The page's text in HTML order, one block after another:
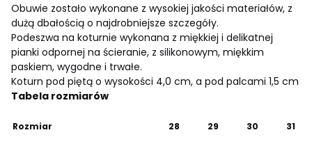
Obuwie zostało wykonane z wysokiej jakości materiałów, z
dużą dbałością o najdrobniejsze szczegóły.
Podeszwa na koturnie wykonana z miękkiej i delikatnej
pianki odpornej na ścieranie, z silikonowym, miękkim
paskiem, wygodne i trwałe.
Koturn pod piętą o wysokości 4,0 cm, a pod palcami 1,5 cm
Tabela rozmiarów
Rozmiar 28 29 30 31